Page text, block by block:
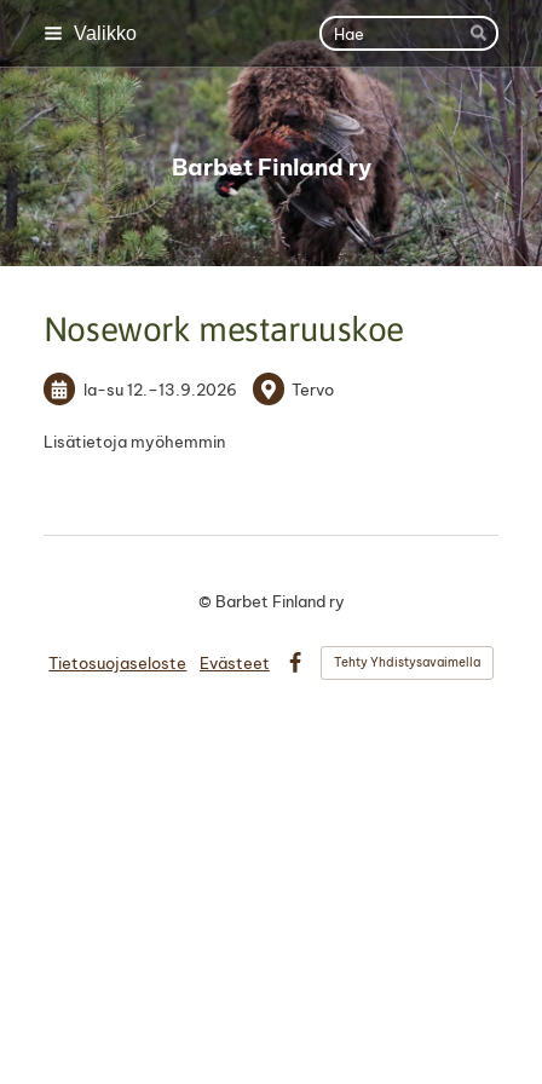
Siirry
sivun
sisältöön
Valikko Haku
Hae
Barbet Finland ry
Nosework mestaruuskoe
la-su12. –13.9.2026 Tervo
Lisätietoja myöhemmin
© Barbet Finland ry
Tietosuojaseloste
Evästeet
Facebook
Tehty Yhdistysavaimella